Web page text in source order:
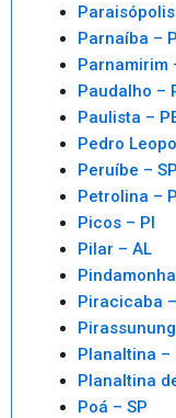
Paraisópolis
Parnaíba –
Parnamirim
Paudalho –
Paulista –
Pedro
Peruíbe – SP
Petrolina –
Picos – PI
Pilar – AL
Piracicaba
Planaltina –
Planaltina
Poá – SP